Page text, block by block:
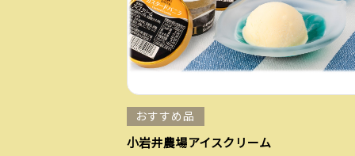
おすすめ品
小岩井農場アイスクリーム